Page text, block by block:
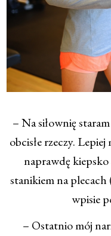
– Na siłownię
obcisłe rzeczy.
naprawdę kiepsko
stanikiem na
wpisie
– Ostatnio mój